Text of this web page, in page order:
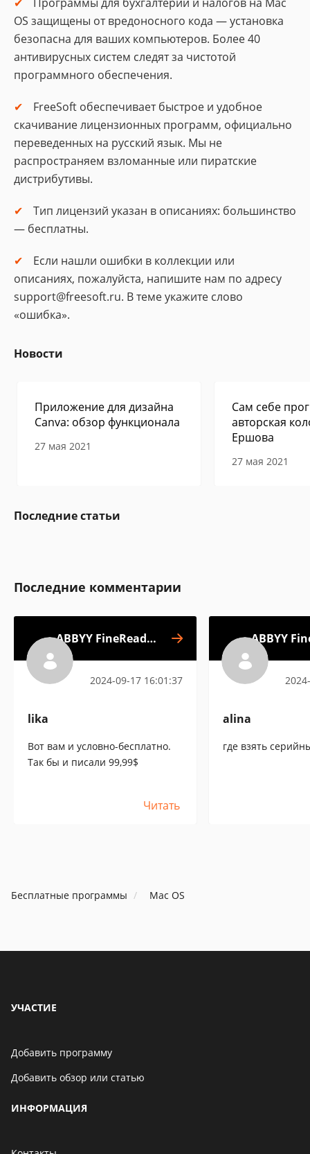
OS защищены от вредоносного кода — установка
безопасна для ваших компьютеров. Более 40
антивирусных систем следят за чистотой
программного обеспечения.
FreeSoft обеспечивает быстрое и удобное
скачивание лицензионных программ, официально
переведенных на русский язык. Мы не
распространяем взломанные или пиратские
дистрибутивы.
Тип лицензий указан в описаниях: большинство
— бесплатны.
Если нашли ошибки в коллекции или
описаниях, пожалуйста, напишите нам по адресу
support@freesoft.ru. В теме укажите слово
«ошибка».
Новости
Приложение для дизайна
Canva: обзор функционала
27 мая 2021
Сам себе
авторская
Ершова
27 мая 2021
Последние статьи
Последние комментарии
ABBYY FineReader
2024-09-17 16:01:37
lika
Вот вам и условно-бесплатно.
Так бы и писали 99,99$
Читать
ABBYY
alina
где взять
Бесплатные программы Mac OS
УЧАСТИЕ
Добавить программу
Добавить обзор или статью
ИНФОРМАЦИЯ